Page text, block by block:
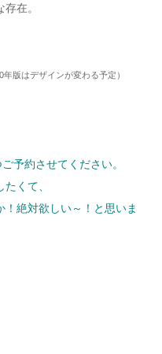
在。
版はデザインが変わる予定）
予約させてください。
くて、
！絶対欲しい～！と思いま